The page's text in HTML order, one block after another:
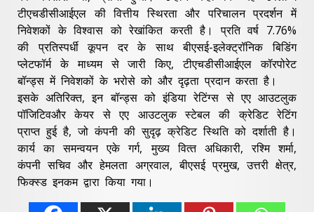
टीएचडीसीआईएल की वित्तीय स्थिरता और परिचालन प्रदर्शन में
निवेशकों के विश्वास को रेखांकित करती है। प्रति वर्ष 7.76%
की प्रतिस्पर्धी कूपन दर के साथ बीएसई-इलेक्ट्रॉनिक बिडिंग
प्लेटफॉर्म के माध्यम से जारी किए, टीएचडीसीआईएल कॉरपोरेट
बॉन्ड्स में निवेशकों के भरोसे को और दृढ़ता प्रदान करता है।
इसके अतिरिक्त, इन बॉन्ड्स को इंडिया रेटिंग्स से एए आउटलुक
पॉजिटिव‌और केयर से एए आउटलुक स्टेबल की क्रेडिट रेटिंग
प्राप्त हुई है, जो कंपनी की सुदृढ़ क्रेडिट स्‍थिति को दर्शाती है।
कार्य का समन्वयन एके गर्ग, मुख्‍य वित्‍त अधिकारी, रश्मि शर्मा,
कंपनी सचिव और हेमलता अग्रवाल, बीएसई प्रमुख, उत्तरी क्षेत्र,
फिक्स्ड इनकम द्वारा किया गया।